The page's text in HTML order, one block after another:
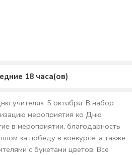
18 часа(ов)
учителя». 5 октября. В набор
мероприятия ко Дню
в мероприятии, благодарность
за победу в конкурсе, а также
с букетами цветов. Все